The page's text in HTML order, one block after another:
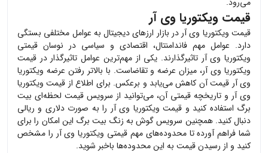
قیمت ویکتوریا وی آر
قیمت ویکتوریا وی آر در بازار ارزهای دیجیتال به عوامل مختلفی بستگی
دارد. عوامل مهم فاندامنتال، اقتصادی و سیاسی در نوسان قیمتی
ویکتوریا وی آر تاثیرگذارند. یکی از مهم‌ترین عوامل تاثیرگذار در قیمت
ویکتوریا وی آر، میزان عرضه و تقاضاست. با بالاتر رفتن عرضه ویکتوریا
وی آر قیمت آن کاهش می‌یابد و برعکس. برای اطلاع از قیمت ویکتوریا
وی آر و تاریخچه قیمتی آن، می‌توانید از سرویس قیمت لحظه‌ای بیت
برگ استفاده کنید و قیمت ویکتوریا وی آر را به صورت دلاری و ریالی
دنبال کنید. همچنین سرویس گوش به زنگ بیت برگ این امکان را برای
شما فراهم آورده تا محدوده‌های مهم قیمتی ویکتوریا وی آر را مشخص
کنید و از رسیدن قیمت به این محدوده‌ها باخبر شوید.